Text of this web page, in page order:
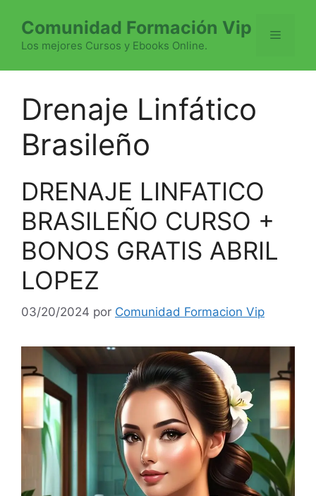
contenido
Comunidad Formación Vip
Los mejores Cursos y Ebooks Online.
Menú
Drenaje Linfático
Brasileño
DRENAJE LINFATICO
BRASILEÑO CURSO +
BONOS GRATIS ABRIL
LOPEZ
03/20/2024 por Comunidad Formacion Vip